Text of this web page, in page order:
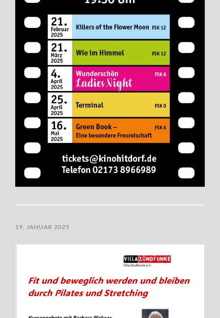
19. JANUAR 2025